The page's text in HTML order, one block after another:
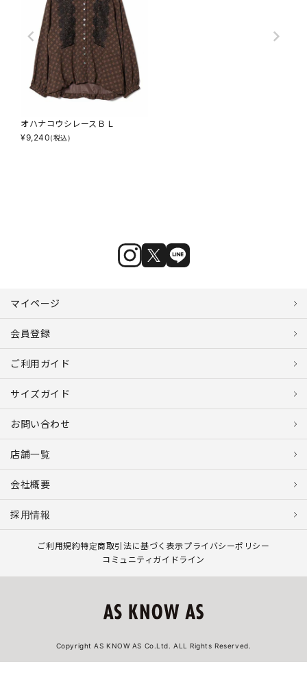
オハナコウシレースＢＬ
¥9,240(税込)
マイページ
会員登録
ご利用ガイド
サイズガイド
お問い合わせ
店舗一覧
会社概要
採用情報
ご利用規約特定商取引法に基づく表示プライバシーポリシー
コミュニティガイドライン
Copyright AS KNOW AS Co.Ltd. ALL Rights Reserved.